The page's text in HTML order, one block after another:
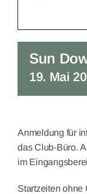
Sun
19. Mai
Anmeldung für
das Club-Büro.
im
Startzeiten ohne